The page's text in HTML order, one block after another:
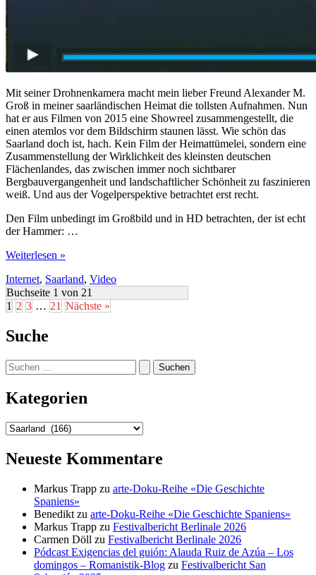
Mit seiner Drohnenkamera macht mein lieber Freund Alexander M.
Groß in meiner saarländischen Heimat die tollsten Aufnahmen. Nun
hat er aus Filmen von 2015 eine Showreel zusammengestellt, die
einen atemlos vor dem Bildschirm staunen lässt. Wie schön das
Saarland doch ist, hach. Kein Film der Heimattümelei, sondern eine
Zusammenstellung der Wirklichkeit des kleinsten deutschen
Flächenlandes, das zwischen immer noch sichtbarer
Bergbauvergangenheit und landschaftlicher Schönheit zu faszinieren
weiß. Und aus der Vogelperspektive betrachtet erst recht.
Den Film unbedingt im Großbild und in HD betrachten, der ist echt
der Hammer: …
Über
Saarland
–
Faszinierende
von
Alexander
Groß
Weiterlesen »
Internet, Saarland, Video
Buchseite 1 von 21
1 2 3 … 21 Nächste »
Suche
Suchen
nach:
Kategorien
Kategorien
Neueste Kommentare
Markus Trapp zu arte-Doku-Reihe «Die Geschichte
Spaniens»
Benedikt zu arte-Doku-Reihe «Die Geschichte Spaniens»
Markus Trapp zu Festivalbericht Berlinale 2026
Carmen Döll zu Festivalbericht Berlinale 2026
Pódcast Exigencias del guión: Alauda Ruiz de Azúa – Los
domingos – Romanistik-Blog zu Festivalbericht San